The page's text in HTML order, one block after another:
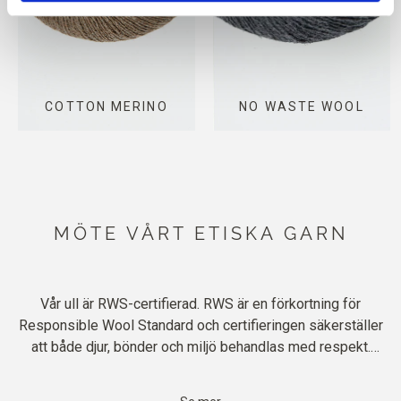
COTTON MERINO NO WASTE WOOL
MÖTE VÅRT ETISKA GARN
Vår ull är RWS-certifierad. RWS är en förkortning för
Responsible Wool Standard och certifieringen säkerställer
att både djur, bönder och miljö behandlas med respekt.